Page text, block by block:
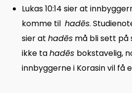
Lukas 10:14 sier at
komme til hadēs.
sier at hadēsmå bli sett på
ikke tahadēs bokstavelig,
innbyggerne i Korasin vil få